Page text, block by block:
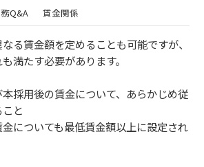
Q&A 賃金関係
る賃金額を定めることも可能ですが、
満たす必要があります。
採用後の賃金について、あらかじめ従
と
についても最低賃金額以上に設定され